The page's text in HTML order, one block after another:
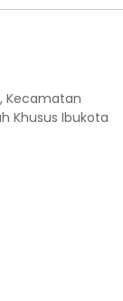
Kecamatan
Khusus Ibukota